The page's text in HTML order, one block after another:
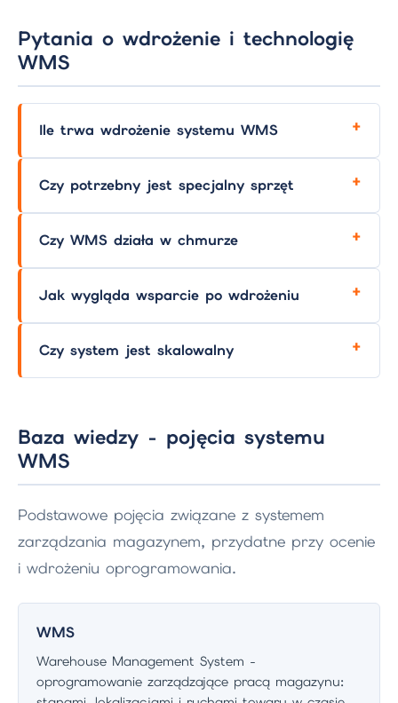
Pytania o wdrożenie i technologię
WMS
Ile trwa wdrożenie systemu WMS
Czy potrzebny jest specjalny sprzęt
Czy WMS działa w chmurze
Jak wygląda wsparcie po wdrożeniu
Czy system jest skalowalny
Baza wiedzy - pojęcia systemu
WMS
Podstawowe pojęcia związane z systemem
zarządzania magazynem, przydatne przy ocenie
i wdrożeniu oprogramowania.
WMS
Warehouse Management System -
oprogramowanie zarządzające pracą magazynu: